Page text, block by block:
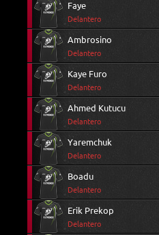
Faye
Delantero
Ambrosino
Delantero
Kaye Furo
Delantero
Ahmed Kutucu
Delantero
Yaremchuk
Delantero
Boadu
Delantero
Erik Prekop
Delantero